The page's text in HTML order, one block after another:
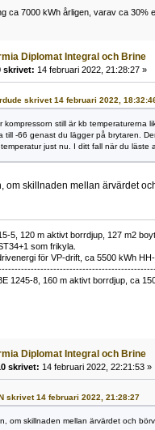
ca 7000 kWh årligen, varav ca
Diplomat Integral och Brine
skrivet: 14 februari 2022, 21:28:27 »
skrivet 14 februari 2022,
kompressorn still är kb temperaturerna
till -66 genast du lägger på brytaren.
just nu. I ditt fall när du läste
om skillnaden mellan ärvärdet
5, 120 m aktivt borrdjup, 127 m2
som frikyla.
för VP-drift, ca 5500 kWh
1245-8, 160 m aktivt borrdjup, ca
Diplomat Integral och Brine
skrivet: 14 februari 2022, 22:21:53 »
skrivet 14 februari 2022, 21:28:27
om skillnaden mellan ärvärdet och